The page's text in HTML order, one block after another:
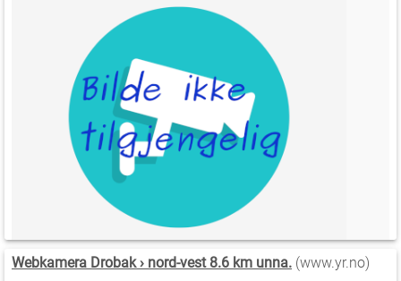
Webkamera Drobak › nord-vest 8.6 km unna. (www.yr.no)